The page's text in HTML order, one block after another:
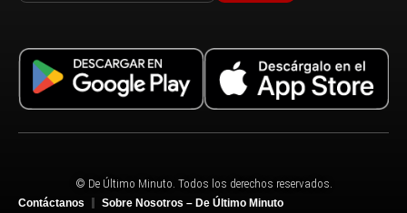
© De Último Minuto. Todos los derechos reservados.
Contáctanos
Sobre Nosotros – De Último Minuto